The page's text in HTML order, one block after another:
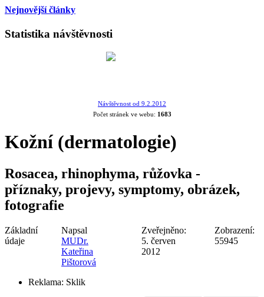
Nejnovější články
Statistika návštěvnosti
Návštěvnost od 9.2.2012
Počet stránek ve webu: 1683
Kožní (dermatologie)
Rosacea, rhinophyma, růžovka -
příznaky, projevy, symptomy, obrázek,
fotografie
Základní
údaje
Napsal
MUDr.
Kateřina
Pištorová
Zveřejněno:
5. červen
2012
Zobrazení:
55945
Reklama: Sklik